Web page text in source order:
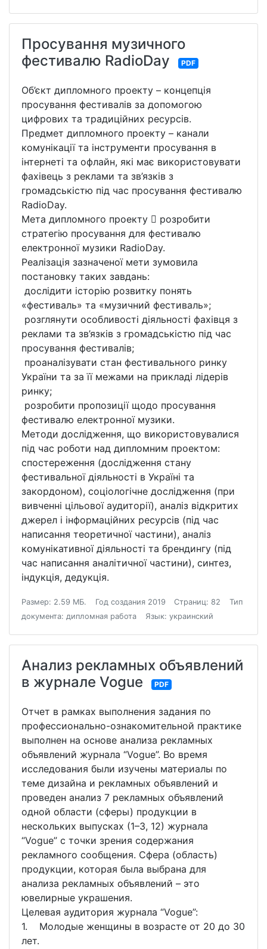
Просування музичного
фестивалю RadioDay
PDF
Об’єкт дипломного проекту – концепція
просування фестивалів за допомогою
цифрових та традиційних ресурсів.
Предмет дипломного проекту – канали
комунікації та інструменти просування в
інтернеті та офлайн, які має використовувати
фахівець з реклами та зв’язків з
громадськістю під час просування фестивалю
RadioDay.
Мета дипломного проекту  розробити
стратегію просування для фестивалю
електронної музики RadioDay.
Реалізація зазначеної мети зумовила
постановку таких завдань:
­ дослідити історію розвитку понять
«фестиваль» та «музичний фестиваль»;
­ розглянути особливості діяльності фахівця з
реклами та зв’язків з громадськістю під час
просування фестивалів;
­ проаналізувати стан фестивального ринку
України та за її межами на прикладі лідерів
ринку;
­ розробити пропозиції щодо просування
фестивалю електронної музики.
Методи дослідження, що використовувалися
під час роботи над дипломним проектом:
спостереження (дослідження стану
фестивальної діяльності в Україні та
закордоном), соціологічне дослідження (при
вивченні цільової аудиторії), аналіз відкритих
джерел і інформаційних ресурсів (під час
написання теоретичної частини), аналіз
комунікативної діяльності та брендингу (під
час написання аналітичної частини), синтез,
індукція, дедукція.
Размер: 2.59 МБ. Год создания 2019 Страниц: 82
Тип
документа: дипломная работа
Язык: украинский
Анализ рекламных объявлений
в журнале Vogue
PDF
Отчет в рамках выполнения задания по
профессионально-ознакомительной практике
выполнен на основе анализа рекламных
объявлений журнала “Vogue”. Во время
исследования были изучены материалы по
теме дизайна и рекламных объявлений и
проведен анализ 7 рекламных объявлений
одной области (сферы) продукции в
нескольких выпусках (1–3, 12) журнала
“Vogue” с точки зрения содержания
рекламного сообщения. Сфера (область)
продукции, которая была выбрана для
анализа рекламных объявлений – это
ювелирные украшения.
Целевая аудитория журнала “Vogue”:
1. Молодые женщины в возрасте от 20 до 30
лет.